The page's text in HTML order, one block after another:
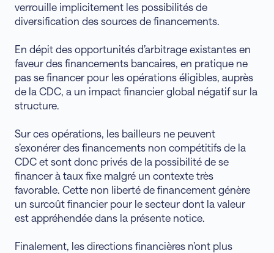
verrouille implicitement les possibilités de
diversification des sources de financements.
En dépit des opportunités d’arbitrage existantes en
faveur des financements bancaires, en pratique ne
pas se financer pour les opérations éligibles, auprès
de la CDC, a un impact financier global négatif sur la
structure.
Sur ces opérations, les bailleurs ne peuvent
s’exonérer des financements non compétitifs de la
CDC et sont donc privés de la possibilité de se
financer à taux fixe malgré un contexte très
favorable. Cette non liberté de financement génère
un surcoût financier pour le secteur dont la valeur
est appréhendée dans la présente notice.
Finalement, les directions financières n’ont plus